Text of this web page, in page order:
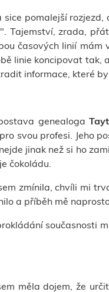
sice pomalejší
Tajemství, zrada,
časových linií mám
linie koncipovat tak,
informace, které
genealoga
svou profesi. Jeho
jinak než si ho
čokoládu.
zmínila, chvíli mi
a příběh mě
současnosti
měla dojem, že